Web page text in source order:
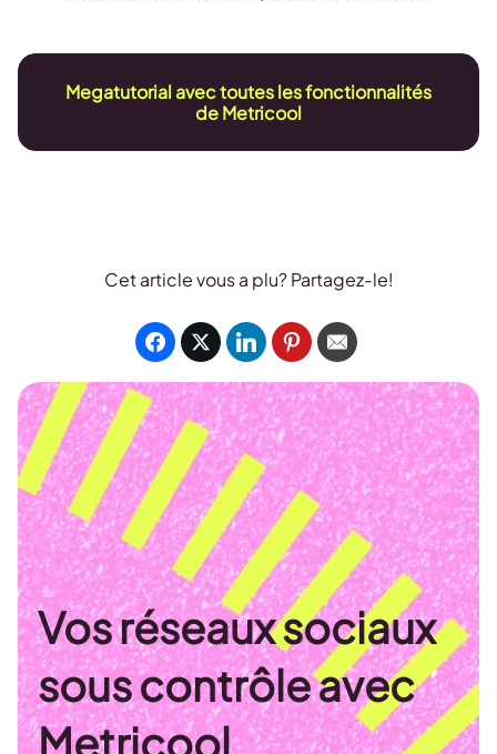
Megatutorial avec toutes les fonctionnalités
de Metricool
Cet article vous a plu? Partagez-le!
Vos réseaux sociaux
sous contrôle avec
Metricool